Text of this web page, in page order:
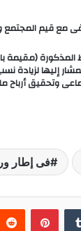
مع قيم
(مقيمة
إليها لزيادة
وتحقيق أرباح
فى إطار
بينتيريست